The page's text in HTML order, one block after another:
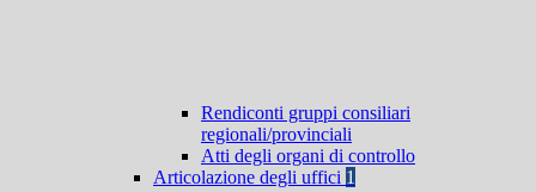
Rendiconti gruppi consiliari
regionali/provinciali
Atti degli organi di controllo
Articolazione degli uffici 1